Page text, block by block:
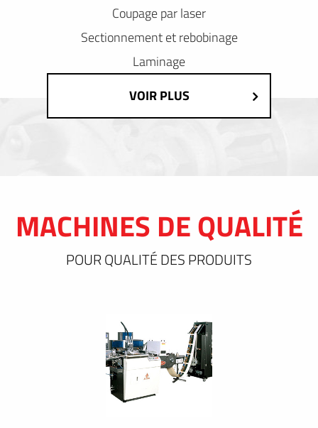
Coupage par laser
Sectionnement et rebobinage
Laminage
VOIR PLUS
MACHINES DE QUALITÉ
POUR QUALITÉ DES PRODUITS